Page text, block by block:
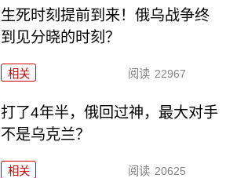
生死时刻提前到来！俄乌战争终
到见分晓的时刻？
相关 阅读 22967
打了4年半，俄回过神，最大对手
不是乌克兰？
相关 阅读 20625